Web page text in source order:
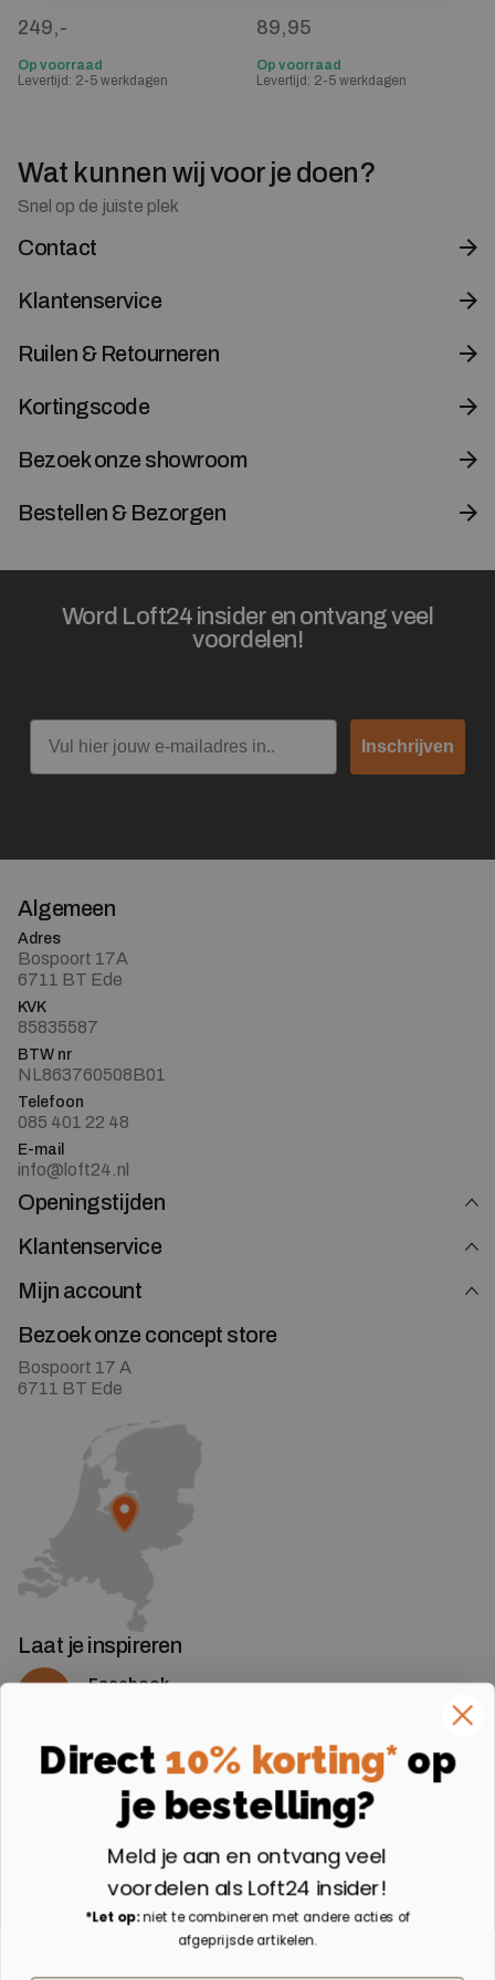
249,-
Op voorraad
Levertijd: 2-5 werkdagen
89,95
Op voorraad
Levertijd: 2-5 werkdagen
Wat kunnen wij voor je doen?
Snel op de juiste plek
Contact
Klantenservice
Ruilen & Retourneren
Kortingscode
Bezoek onze showroom
Bestellen & Bezorgen
Word Loft24 insider en ontvang veel
voordelen!
Email
Inschrijven
Algemeen
Adres
Bospoort 17A
6711 BT Ede
KVK
85835587
BTW nr
NL863760508B01
Telefoon
085 401 22 48
E-mail
info@loft24.nl
Openingstijden
Klantenservice
Mijn account
Bezoek onze concept store
Bospoort 17 A
6711 BT Ede
Laat je inspireren
Facebook
Instagram
Volg ons op Instagram
Aangesloten bij
Direct 10% korting* op
je bestelling?
Meld je aan en ontvang veel
voordelen als Loft24 insider!
*Let op:niet te combineren met andere acties of
afgeprijsde artikelen.